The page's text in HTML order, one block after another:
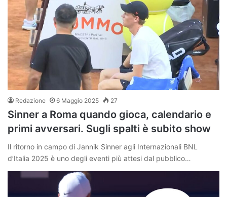
Redazione 6 Maggio 2025 27
Sinner a Roma quando gioca, calendario e
primi avversari. Sugli spalti è subito show
Il ritorno in campo di Jannik Sinner agli Internazionali BNL
d’Italia 2025 è uno degli eventi più attesi dal pubblico…